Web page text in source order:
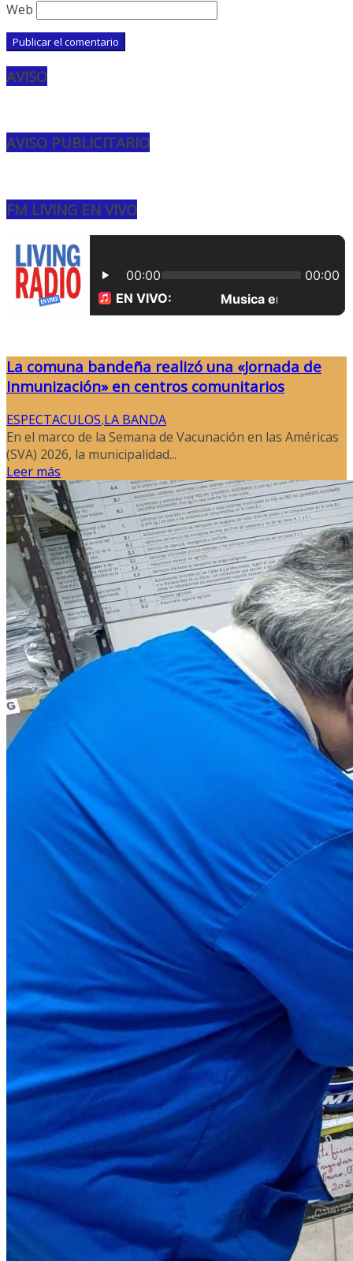
Web
AVISO
AVISO PUBLICITARIO
FM LIVING EN VIVO
La comuna bandeña realizó una «Jornada de
Inmunización» en centros comunitarios
ESPECTACULOS,LA BANDA
En el marco de la Semana de Vacunación en las Américas
(SVA) 2026, la municipalidad...
Leer más